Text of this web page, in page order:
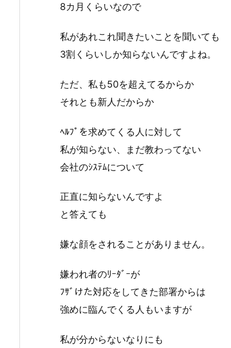
8カ月くらいなので
私があれこれ聞きたいことを聞いても
3割くらいしか知らないんですよね。
ただ、私も50を超えてるからか
それとも新人だからか
ﾍﾙﾌﾟを求めてくる人に対して
私が知らない、まだ教わってない
会社のｼｽﾃﾑについて
正直に知らないんですよ
と答えても
嫌な顔をされることがありません。
嫌われ者のﾘｰﾀﾞｰが
ﾌｻﾞけた対応をしてきた部署からは
強めに臨んでくる人もいますが
私が分からないなりにも